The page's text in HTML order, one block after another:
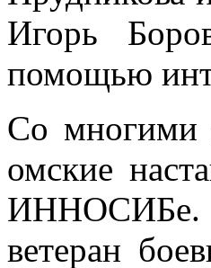
Игорь
помощью
Со многими
омские
ИННОСИБе.
ветеран